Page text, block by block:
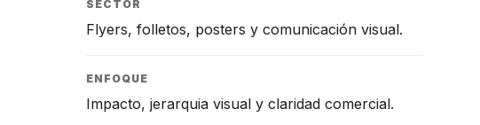
SECTOR
Flyers, folletos, posters y comunicación visual.
ENFOQUE
Impacto, jerarquia visual y claridad comercial.